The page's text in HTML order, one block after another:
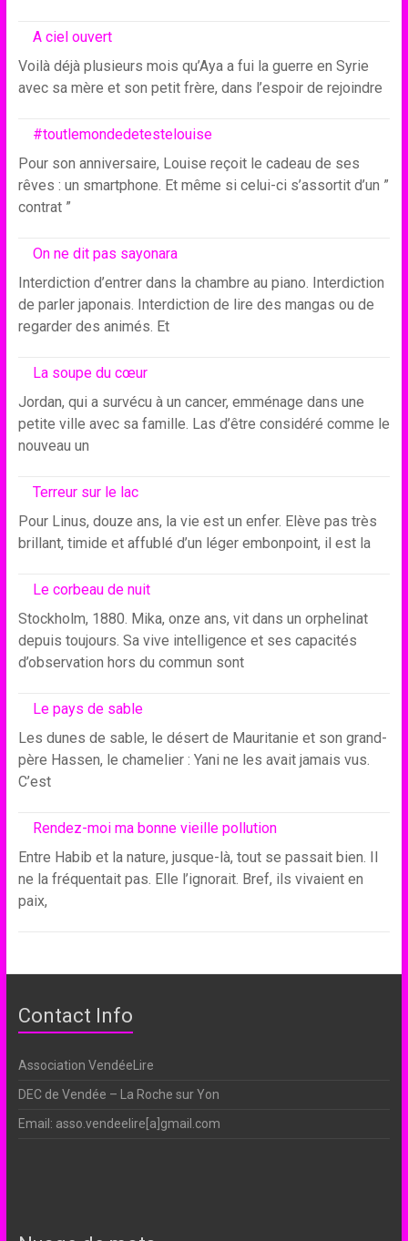
A ciel ouvert
Voilà déjà plusieurs mois qu’Aya a fui la guerre en Syrie
avec sa mère et son petit frère, dans l’espoir de rejoindre
#toutlemondedetestelouise
Pour son anniversaire, Louise reçoit le cadeau de ses
rêves : un smartphone. Et même si celui-ci s’assortit d’un ”
contrat ”
On ne dit pas sayonara
Interdiction d’entrer dans la chambre au piano. Interdiction
de parler japonais. Interdiction de lire des mangas ou de
regarder des animés. Et
La soupe du cœur
Jordan, qui a survécu à un cancer, emménage dans une
petite ville avec sa famille. Las d’être considéré comme le
nouveau un
Terreur sur le lac
Pour Linus, douze ans, la vie est un enfer. Elève pas très
brillant, timide et affublé d’un léger embonpoint, il est la
Le corbeau de nuit
Stockholm, 1880. Mika, onze ans, vit dans un orphelinat
depuis toujours. Sa vive intelligence et ses capacités
d’observation hors du commun sont
Le pays de sable
Les dunes de sable, le désert de Mauritanie et son grand-
père Hassen, le chamelier : Yani ne les avait jamais vus.
C’est
Rendez-moi ma bonne vieille pollution
Entre Habib et la nature, jusque-là, tout se passait bien. Il
ne la fréquentait pas. Elle l’ignorait. Bref, ils vivaient en
paix,
Contact Info
Association VendéeLire
DEC de Vendée – La Roche sur Yon
Email: asso.vendeelire[a]gmail.com